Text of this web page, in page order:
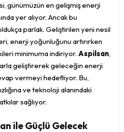
günümüzün en gelişmiş enerji
yer alıyor. Ancak bu
parlak. Geliştirilen yeni nesil
enerji yoğunluğunu artırırken
minimuma indiriyor. Aspilsan,
geliştirerek geleceğin enerji
vermeyi hedefliyor. Bu,
ve teknoloji alanındaki
sağlıyor.
ile Güçlü Gelecek